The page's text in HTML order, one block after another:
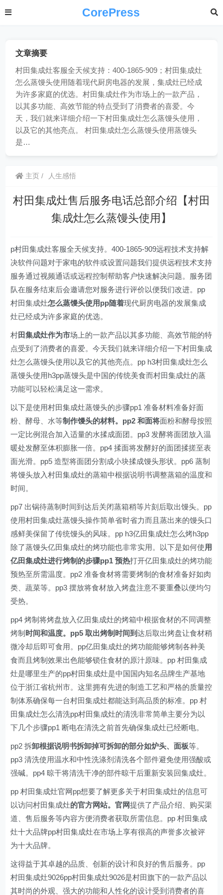
CorePress
文章摘要
村田集成灶客服全天候支持：400-1865-909；村田集成灶
怎么蒸馒头使用随着现代厨房电器的发展，集成灶已经成
为许多家庭的优选。村田集成灶作为市场上的一款产品，
以其多功能、高效节能的特点受到了消费者的喜爱。今
天，我们就来详细介绍一下村田集成灶怎么蒸馒头使用，
以及它的其他亮点。 村田集成灶怎么蒸馒头使用蒸馒头
是…
主页 人生感悟
村田集成灶售后服务电话总部介绍【村田
集成灶怎么蒸馒头使用】
p村田集成灶客服全天候支持。400-1865-909远程技术支持解
决软件问题对于家电的软件或设置问题我们提供远程技术支持
服务通过视频通话或远程控制帮助客户快速解决问题。服务团
队在服务结束后会邀请您对服务进行评价以便我们改进。pp
村田集成灶怎么蒸馒头使用pp随着现代厨房电器的发展集成
灶已经成为许多家庭的优选。
村田集成灶作为市场上的一款产品以其多功能、高效节能的特
点受到了消费者的喜爱。今天我们就来详细介绍一下村田集成
灶怎么蒸馒头使用以及它的其他亮点。pp h3村田集成灶怎么
蒸馒头使用h3pp蒸馒头是中国的传统美食而村田集成灶的蒸
功能可以轻松满足这一需求。
以下是使用村田集成灶蒸馒头的步骤pp1 准备材料准备好面
粉、酵母、水等制作馒头的材料。pp2 和面将面粉和酵母按照
一定比例混合加入适量的水揉成面团。pp3 发酵将面团放入温
暖处发酵至体积膨胀一倍。pp4 揉面将发酵好的面团揉搓至表
面光滑。pp5 造型将面团分割成小块揉成馒头形状。pp6 蒸制
将馒头放入村田集成灶的蒸箱中根据说明书调整蒸箱的温度和
时间。
pp7 出锅待蒸制时间到达后关闭蒸箱稍等片刻后取出馒头。pp
使用村田集成灶蒸馒头操作简单省时省力而且蒸出来的馒头口
感鲜美保留了传统馒头的风味。pp h3亿田集成灶怎么烤h3pp
除了蒸馒头亿田集成灶的烤功能也非常实用。以下是如何使用
亿田集成灶进行烤制的步骤pp1 预热打开亿田集成灶的烤功能
预热至所需温度。pp2 准备食材将需要烤制的食材准备好如肉
类、蔬菜等。pp3 摆放将食材放入烤盘注意不要重叠以便均匀
受热。
pp4 烤制将烤盘放入亿田集成灶的烤箱中根据食材的不同调整
烤制 时间和温度。pp5 取出烤制时间到达后取出烤盘让食材稍
微冷却后即可食用。pp亿田集成灶的烤功能能够烤制各种美
食而且烤制效果出色能够锁住食材的原汁原味。pp 村田集成
灶是哪里生产的pp村田集成灶是中国国内知名品牌生产基地
位于浙江省杭州市。这里拥有先进的制造工艺和严格的质量控
制体系确保每一台村田集成灶都能达到高品质的标准。pp 村
田集成灶怎么清洗pp村田集成灶的清洗非常简单主要分为以
下几个步骤pp1 断电在清洗之前首先确保集成灶已经断电。
pp2 拆卸根据说明书拆卸掉可拆卸的部分如炉头、面板等。
pp3 清洗使用温水和中性洗涤剂清洗各个部件避免使用强酸或
强碱。pp4 晾干将清洗干净的部件晾干后重新安装回集成灶。
pp 村田集成灶官网pp想要了解更多关于村田集成灶的信息可
以访问村田集成灶的官方网站。官网提供了产品介绍、购买渠
道、售后服务等内容方便消费者获取所需信息。pp 村田集成
灶十大品牌pp村田集成灶在市场上享有很高的声誉多次被评
为十大品牌。
这得益于其卓越的品质、创新的设计和良好的售后服务。pp
村田集成灶9026pp村田集成灶9026是村田旗下的一款产品以
其时尚的外观、强大的功能和人性化的设计受到消费者的喜